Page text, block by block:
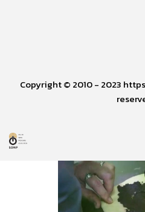
Copyright © 2010 - 2023